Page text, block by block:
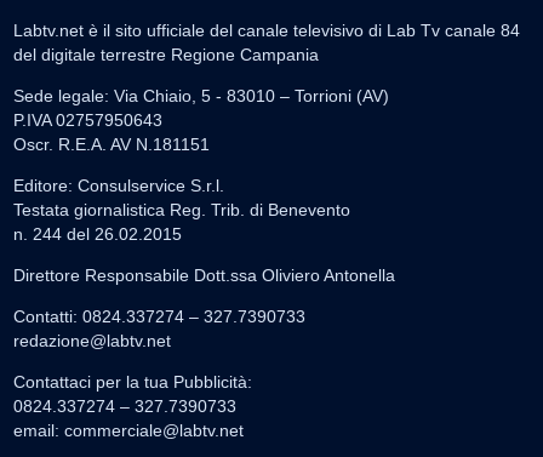
Labtv.net è il sito ufficiale del canale televisivo di Lab Tv canale 84
del digitale terrestre Regione Campania
Sede legale: Via Chiaio, 5 - 83010 – Torrioni (AV)
P.IVA 02757950643
Oscr. R.E.A. AV N.181151
Editore: Consulservice S.r.l.
Testata giornalistica Reg. Trib. di Benevento
n. 244 del 26.02.2015
Direttore Responsabile Dott.ssa Oliviero Antonella
Contatti: 0824.337274 – 327.7390733
redazione@labtv.net
Contattaci per la tua Pubblicità:
0824.337274 – 327.7390733
email: commerciale@labtv.net